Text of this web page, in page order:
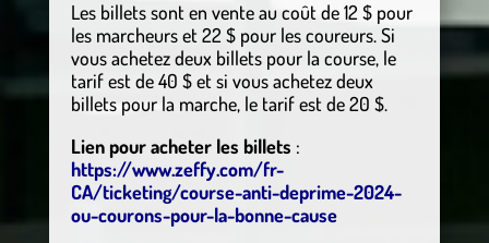
Les billets sont en vente au coût de 12 $ pour
les marcheurs et 22 $ pour les coureurs. Si
vous achetez deux billets pour la course, le
tarif est de 40 $ et si vous achetez deux
billets pour la marche, le tarif est de 20 $.
Lien pour acheter les billets :
https://www.zeffy.com/fr-
CA/ticketing/course-anti-deprime-2024-
ou-courons-pour-la-bonne-cause